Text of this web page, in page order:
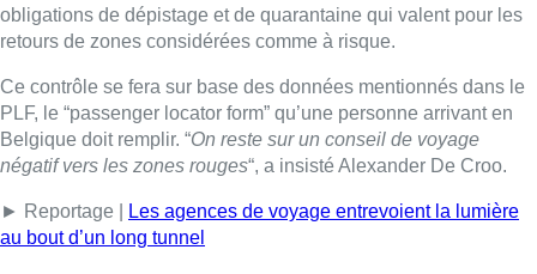
obligations de dépistage et de quarantaine qui valent pour les
retours de zones considérées comme à risque.
Ce contrôle se fera sur base des données mentionnés dans le
PLF, le “passenger locator form” qu’une personne arrivant en
Belgique doit remplir. “On reste sur un conseil de voyage
négatif vers les zones rouges“, a insisté Alexander De Croo.
► Reportage |
Les agences de voyage entrevoient la lumière
au bout d’un long tunnel